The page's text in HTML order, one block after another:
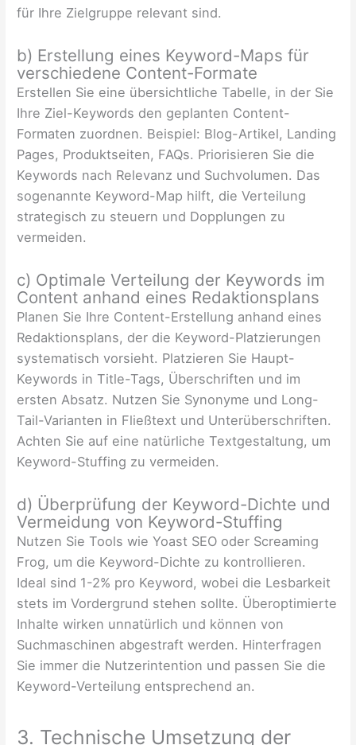
für Ihre Zielgruppe relevant sind.
b) Erstellung eines Keyword-Maps für
verschiedene Content-Formate
Erstellen Sie eine übersichtliche Tabelle, in der Sie
Ihre Ziel-Keywords den geplanten Content-
Formaten zuordnen. Beispiel: Blog-Artikel, Landing
Pages, Produktseiten, FAQs. Priorisieren Sie die
Keywords nach Relevanz und Suchvolumen. Das
sogenannte Keyword-Map hilft, die Verteilung
strategisch zu steuern und Dopplungen zu
vermeiden.
c) Optimale Verteilung der Keywords im
Content anhand eines Redaktionsplans
Planen Sie Ihre Content-Erstellung anhand eines
Redaktionsplans, der die Keyword-Platzierungen
systematisch vorsieht. Platzieren Sie Haupt-
Keywords in Title-Tags, Überschriften und im
ersten Absatz. Nutzen Sie Synonyme und Long-
Tail-Varianten in Fließtext und Unterüberschriften.
Achten Sie auf eine natürliche Textgestaltung, um
Keyword-Stuffing zu vermeiden.
d) Überprüfung der Keyword-Dichte und
Vermeidung von Keyword-Stuffing
Nutzen Sie Tools wie Yoast SEO oder Screaming
Frog, um die Keyword-Dichte zu kontrollieren.
Ideal sind 1-2% pro Keyword, wobei die Lesbarkeit
stets im Vordergrund stehen sollte. Überoptimierte
Inhalte wirken unnatürlich und können von
Suchmaschinen abgestraft werden. Hinterfragen
Sie immer die Nutzerintention und passen Sie die
Keyword-Verteilung entsprechend an.
3. Technische Umsetzung der